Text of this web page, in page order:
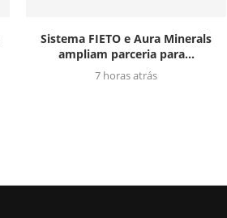
Sistema FIETO e Aura Minerals
ampliam parceria para...
7 horas atrás